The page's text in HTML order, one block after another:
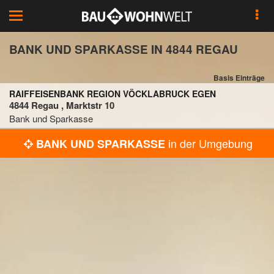
Toggle
navigation
BANK UND SPARKASSE IN 4844 REGAU
Basis Einträge
RAIFFEISENBANK REGION VÖCKLABRUCK EGEN
4844 Regau , Marktstr 10
Bank und Sparkasse
BANK UND SPARKASSE in der Umgebung